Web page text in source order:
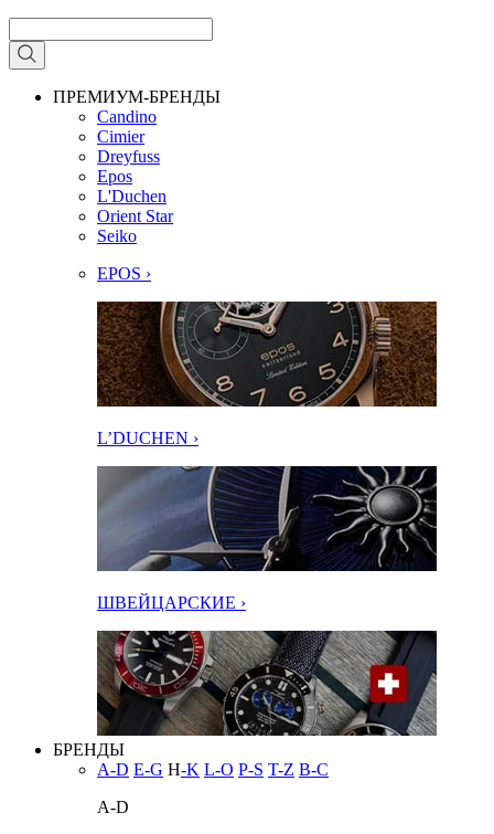
ПРЕМИУМ-БРЕНДЫ
Candino
Cimier
Dreyfuss
Epos
L'Duchen
Orient Star
Seiko
EPOS ›
L’DUCHEN ›
ШВЕЙЦАРСКИЕ ›
БРЕНДЫ
A-D E-G H-K L-O P-S T-Z В-С
A-D